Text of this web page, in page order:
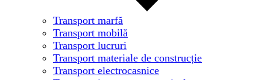
Transport marfă
Transport mobilă
Transport lucruri
Transport materiale de construcție
Transport electrocasnice